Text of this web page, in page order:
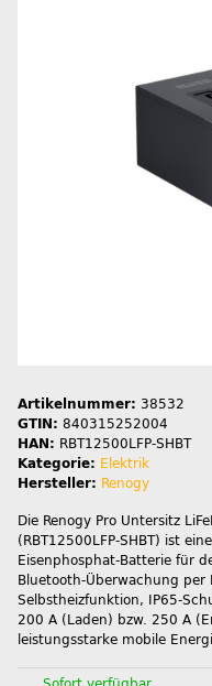
Artikelnummer: 38532
GTIN: 840315252004
HAN: RBT12500LFP-SHBT
Kategorie: Elektrik
Hersteller: Renogy
Die Renogy Pro Untersitz
(RBT12500LFP-SHBT) ist
Eisenphosphat-Batterie für
Bluetooth-Überwachung
Selbstheizfunktion, IP65-
200 A (Laden) bzw. 250 A
leistungsstarke mobile